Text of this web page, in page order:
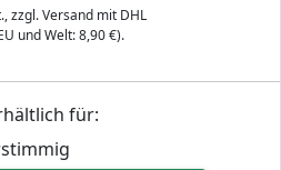
zzgl. Versand mit DHL
und Welt: 8,90 €).
für: